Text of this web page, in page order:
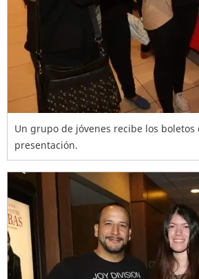
Un grupo de jóvenes recibe los
presentación.